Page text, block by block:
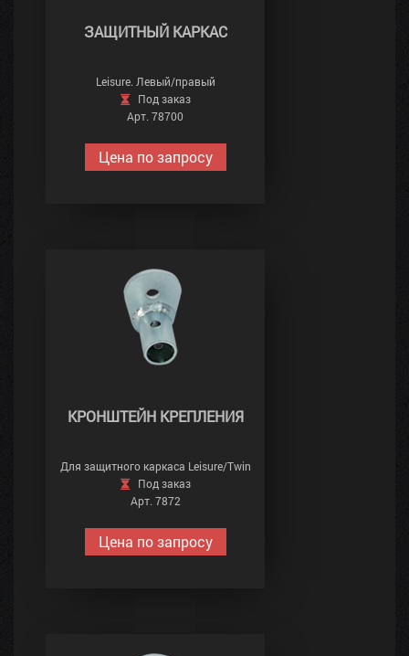
ЗАЩИТНЫЙ КАРКАС
Leisure. Левый/правый
Под заказ
Арт. 78700
Цена по запросу
КРОНШТЕЙН КРЕПЛЕНИЯ
Для защитного каркаса Leisure/Twin
Под заказ
Арт. 7872
Цена по запросу